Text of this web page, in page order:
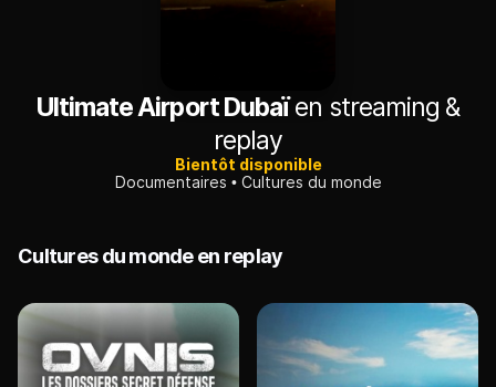
Ultimate Airport Dubaïen streaming &
replay
Bientôt disponible
Documentaires
Cultures du monde
Cultures du monde en replay